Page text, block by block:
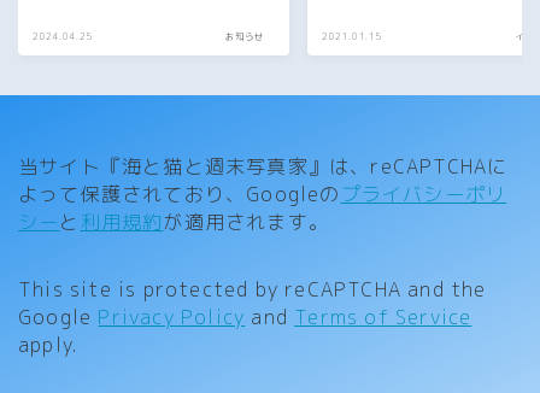
2024.04.25 お知らせ 2021.01.15 イベ
当サイト『海と猫と週末写真家』は、reCAPTCHAに
よって保護されており、Googleの プライバシーポリ
シーと 利用規約が適用されます。
This site is protected by reCAPTCHA and the
Google Privacy Policy and Terms of Service
apply.